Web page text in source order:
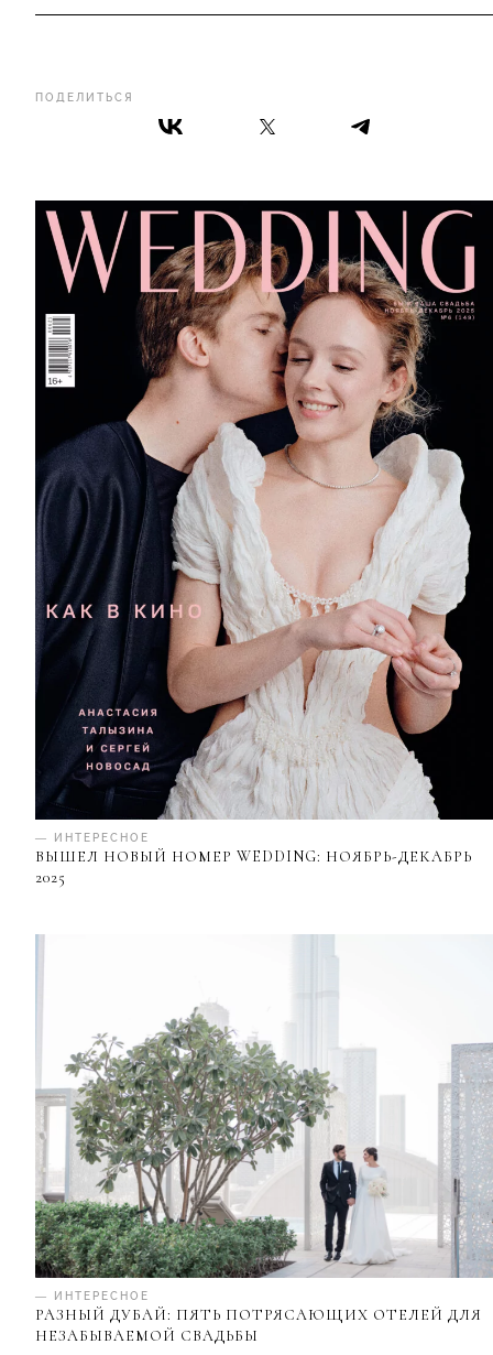
ПОДЕЛИТЬСЯ
— ИНТЕРЕСНОЕ
ВЫШЕЛ НОВЫЙ НОМЕР WEDDING: НОЯБРЬ-ДЕКАБРЬ
2025
— ИНТЕРЕСНОЕ
РАЗНЫЙ ДУБАЙ: ПЯТЬ ПОТРЯСАЮЩИХ ОТЕЛЕЙ ДЛЯ
НЕЗАБЫВАЕМОЙ СВАДЬБЫ